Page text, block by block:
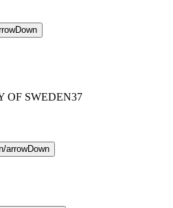
OF SWEDEN37